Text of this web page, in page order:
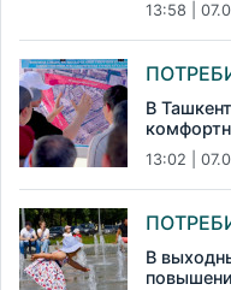
13:58 |
В
13:02 |
В